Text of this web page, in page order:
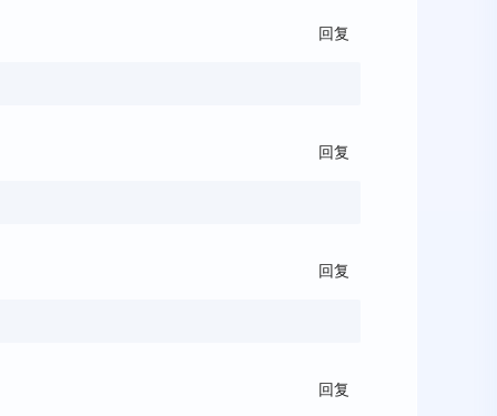
回复
回复
回复
回复